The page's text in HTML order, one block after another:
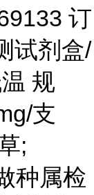
订
试剂盒/
规
支
;
种属检